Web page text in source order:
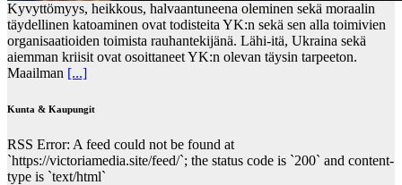
Kyvyttömyys, heikkous, halvaantuneena oleminen sekä moraalin
täydellinen katoaminen ovat todisteita YK:n sekä sen alla toimivien
organisaatioiden toimista rauhantekijänä. Lähi-itä, Ukraina sekä
aiemman kriisit ovat osoittaneet YK:n olevan täysin tarpeeton.
Maailman [...]
Kunta & Kaupungit
RSS Error: A feed could not be found at
`https://victoriamedia.site/feed/`; the status code is `200` and content-
type is `text/html`